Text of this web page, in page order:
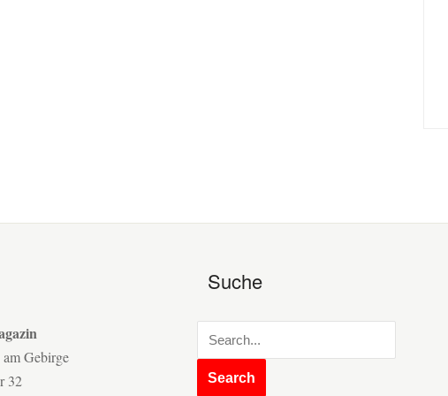
Gebirge
32
Suche